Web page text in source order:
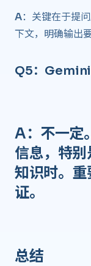
A：关键在于提
下文，明确输出
Q5：Gemini
A：不一定
信息，特
知识时。
证。
总结 ​